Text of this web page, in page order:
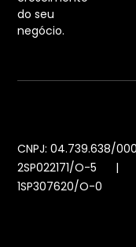
do seu
negócio.
CNPJ:
2SP022171/O-5 |
1SP307620/O-0